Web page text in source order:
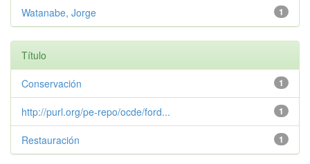
1
Watanabe, Jorge
Título
1
Conservación
1
http://purl.org/pe-repo/ocde/ford...
1
Restauración